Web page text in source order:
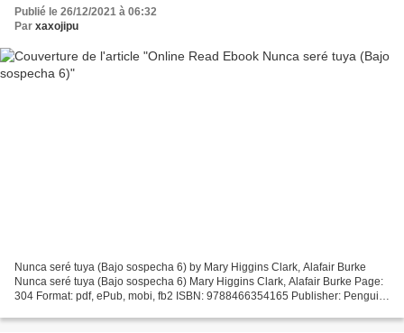
Publié le 26/12/2021 à 06:32
Par xaxojipu
Nunca seré tuya (Bajo sospecha 6) by Mary Higgins Clark, Alafair Burke
Nunca seré tuya (Bajo sospecha 6) Mary Higgins Clark, Alafair Burke Page:
304 Format: pdf, ePub, mobi, fb2 ISBN: 9788466354165 Publisher: Penguin